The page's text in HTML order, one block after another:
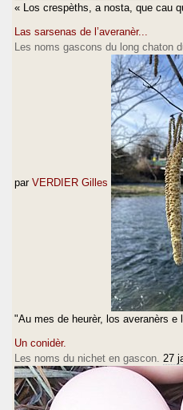
« Los crespèths, a nosta, que cau
Las sarsenas de l’averanèr...
Les noms gascons du long chaton
par VERDIER Gilles
"Au mes de heurèr, los averanèrs e
Un conidèr.
Les noms du nichet en gascon. 27